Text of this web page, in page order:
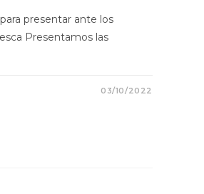
presentar ante los
Presentamos las
03/10/2022